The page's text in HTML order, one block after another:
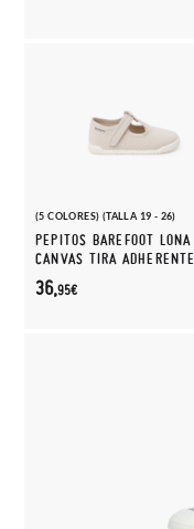
(5 COLORES) (TALLA 19 - 26)
PEPITOS BAREFOOT LONA
CANVAS TIRA ADHERENTE
36,95€